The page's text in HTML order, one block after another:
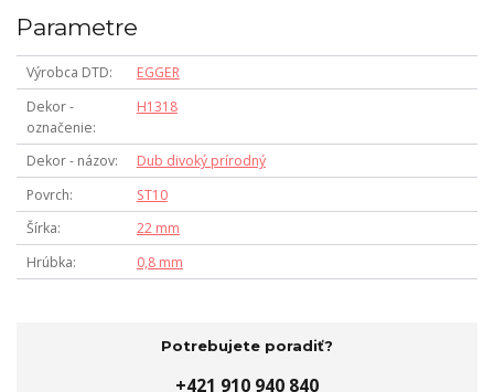
Parametre
Výrobca DTD
EGGER
Dekor -
označenie
H1318
Dekor - názov
Dub divoký prírodný
Povrch
ST10
Šírka
22 mm
Hrúbka
0,8 mm
Potrebujete poradiť?
+421 910 940 840